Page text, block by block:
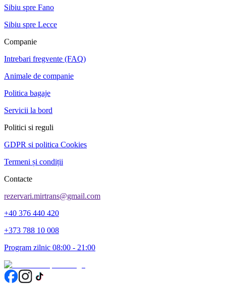
Sibiu spre Fano
Sibiu spre Lecce
Companie
Intrebari fregvente (FAQ)
Animale de companie
Politica bagaje
Servicii la bord
Politici si reguli
GDPR si politica Cookies
Termeni și condiții
Contacte
rezervari.mirtrans@gmail.com
+40 376 440 420
+373 788 10 008
Program zilnic 08:00 - 21:00